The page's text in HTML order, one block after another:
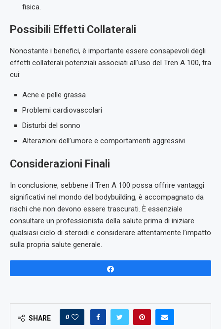
fisica.
Possibili Effetti Collaterali
Nonostante i benefici, è importante essere consapevoli degli
effetti collaterali potenziali associati all’uso del Tren A 100, tra
cui:
Acne e pelle grassa
Problemi cardiovascolari
Disturbi del sonno
Alterazioni dell’umore e comportamenti aggressivi
Considerazioni Finali
In conclusione, sebbene il Tren A 100 possa offrire vantaggi
significativi nel mondo del bodybuilding, è accompagnato da
rischi che non devono essere trascurati. È essenziale
consultare un professionista della salute prima di iniziare
qualsiasi ciclo di steroidi e considerare attentamente l’impatto
sulla propria salute generale.
SHARE 0